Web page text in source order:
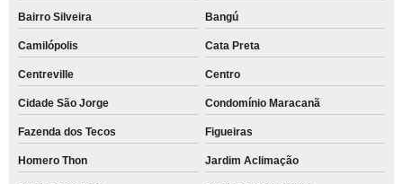
Bairro Silveira Bangú
Camilópolis Cata Preta
Centreville Centro
Cidade São Jorge Condomínio Maracanã
Fazenda dos Tecos Figueiras
Homero Thon Jardim Aclimação